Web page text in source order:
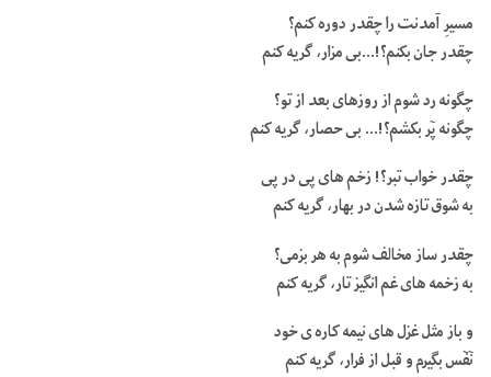
مسیرِ آمدنت را چقدر دوره کنم؟
چقدر جان بکنم؟!…بى مزار، گریه کنم
چگونه رد شوم از روزهاى بعد از تو؟
چگونه پٓر بکشم؟!… بى حصار، گریه کنم
چقدر خواب تبر؟! زخم هاى پى در پى
به شوق تازه شدن در بهار، گریه کنم
چقدر ساز مخالف شوم به هر بزمى؟
به زخمه هاى غم انگیز تار، گریه کنم
و باز مثل غزل هاى نیمه کاره ى خود
نٓفٓس بگیرم و قبل از فرار، گریه کنم